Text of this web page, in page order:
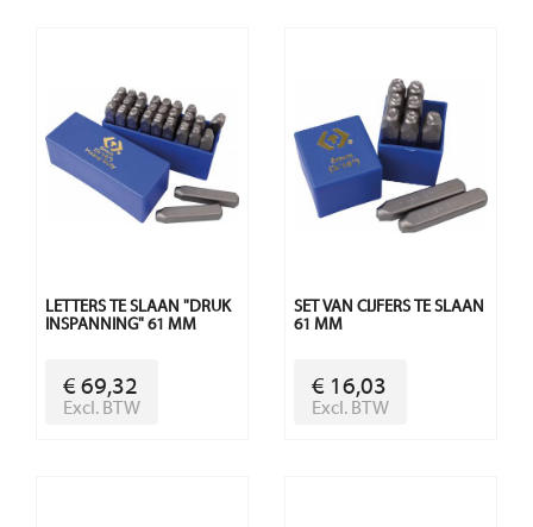
LETTERS TE SLAAN "DRUK
INSPANNING" 61 MM
€ 69,32
Excl. BTW
SET VAN CIJFERS TE SLAAN
61 MM
€ 16,03
Excl. BTW